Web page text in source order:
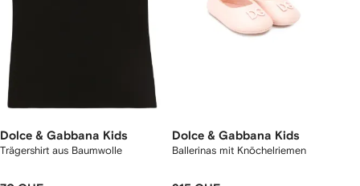
Dolce & Gabbana Kids
Trägershirt aus Baumwolle
Dolce & Gabbana Kids
Ballerinas mit Knöchelriemen